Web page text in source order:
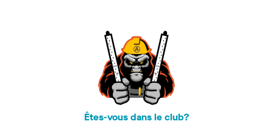
Êtes-vous dans le club?